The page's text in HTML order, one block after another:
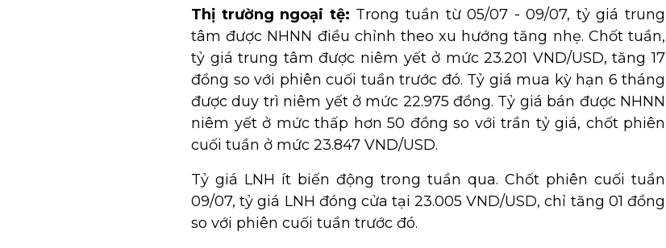
Thị trường ngoại tệ: Trong tuần từ 05/07 - 09/07, tỷ giá trung
tâm được NHNN điều chỉnh theo xu hướng tăng nhẹ. Chốt tuần,
tỷ giá trung tâm được niêm yết ở mức 23.201 VND/USD, tăng 17
đồng so với phiên cuối tuần trước đó. Tỷ giá mua kỳ hạn 6 tháng
được duy trì niêm yết ở mức 22.975 đồng. Tỷ giá bán được NHNN
niêm yết ở mức thấp hơn 50 đồng so với trần tỷ giá, chốt phiên
cuối tuần ở mức 23.847 VND/USD.
Tỷ giá LNH ít biến động trong tuần qua. Chốt phiên cuối tuần
09/07, tỷ giá LNH đóng cửa tại 23.005 VND/USD, chỉ tăng 01 đồng
so với phiên cuối tuần trước đó.